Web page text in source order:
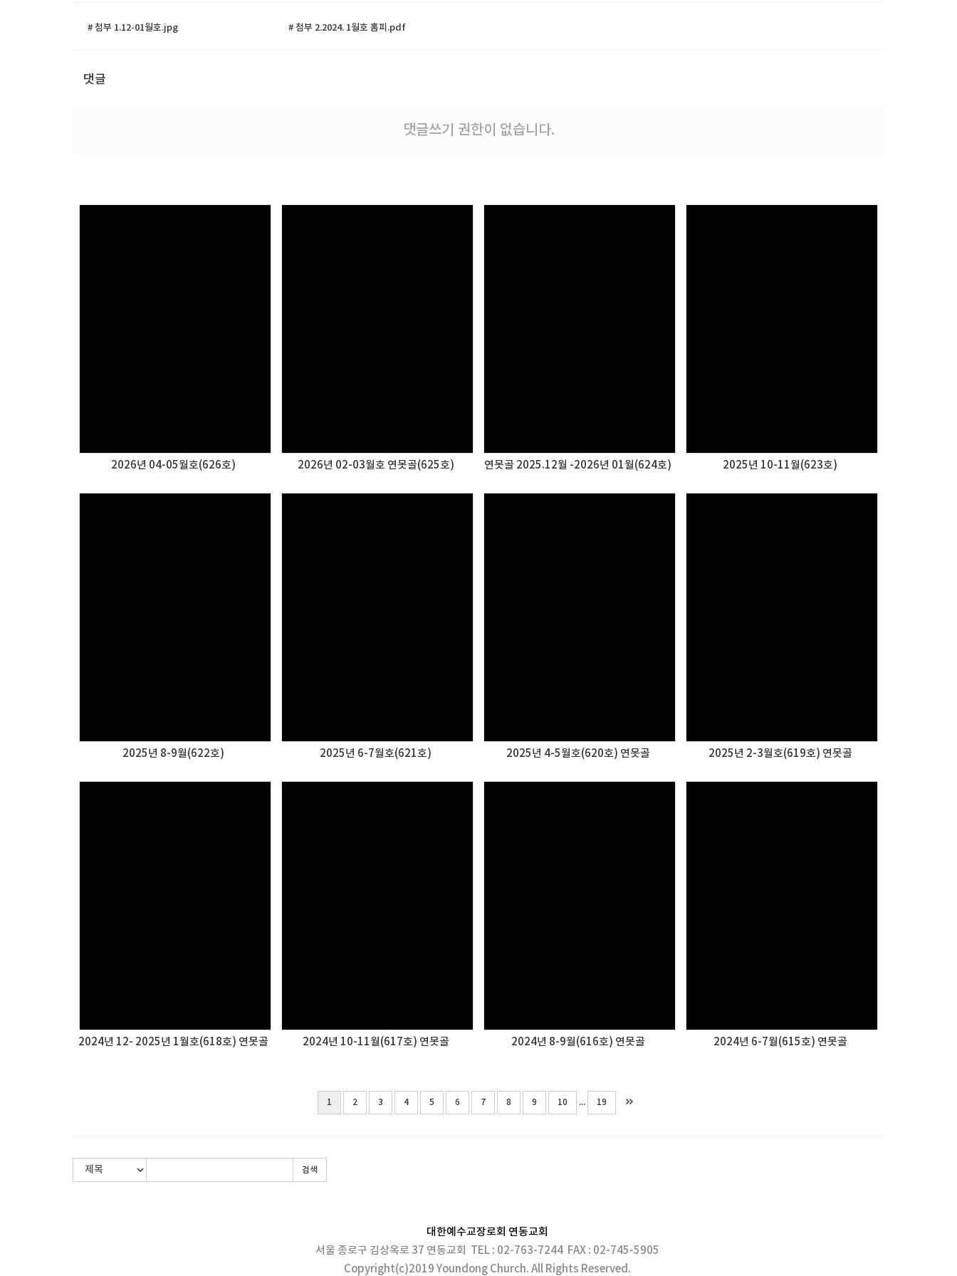
# 첨부 1.12-01월호.jpg # 첨부 2.2024. 1월호 홈피.pdf
댓글
댓글쓰기 권한이 없습니다.
2026년 04-05월호(626호) 2026년 02-03월호 연못골(625호) 연못골 2025.12월 -2026년 01월(624호) 2025년 10-11월(623호)
2025년 8-9월(622호) 2025년 6-7월호(621호) 2025년 4-5월호(620호) 연못골 2025년 2-3월호(619호) 연못골
2024년 12- 2025년 1월호(618호) 연못골 2024년 10-11월(617호) 연못골 2024년 8-9월(616호) 연못골 2024년 6-7월(615호) 연못골
1 2 3 4 5 6 7 8 9 10 ... 19
검색
대한예수교장로회 연동교회
서울 종로구 김상옥로 37 연동교회 TEL : 02-763-7244 FAX : 02-745-5905
Copyright(c)2019 Youndong Church. All Rights Reserved.